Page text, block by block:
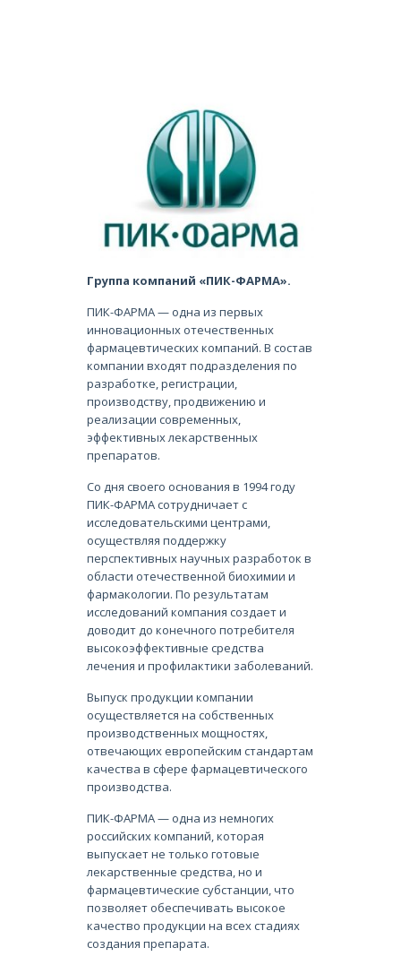
Группа компаний «ПИК-ФАРМА».
ПИК-ФАРМА — одна из первых
инновационных отечественных
фармацевтических компаний. В состав
компании входят подразделения по
разработке, регистрации,
производству, продвижению и
реализации современных,
эффективных лекарственных
препаратов.
Со дня своего основания в 1994 году
ПИК-ФАРМА сотрудничает с
исследовательскими центрами,
осуществляя поддержку
перспективных научных разработок в
области отечественной биохимии и
фармакологии. По результатам
исследований компания создает и
доводит до конечного потребителя
высокоэффективные средства
лечения и профилактики заболеваний.
Выпуск продукции компании
осуществляется на собственных
производственных мощностях,
отвечающих европейским стандартам
качества в сфере фармацевтического
производства.
ПИК-ФАРМА — одна из немногих
российских компаний, которая
выпускает не только готовые
лекарственные средства, но и
фармацевтические субстанции, что
позволяет обеспечивать высокое
качество продукции на всех стадиях
создания препарата.